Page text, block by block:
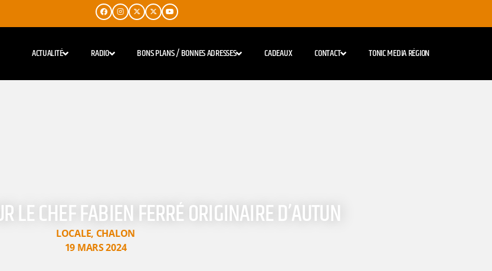
ACTUALITÉ RADIO BONS PLANS / BONNES ADRESSES CADEAUX CONTACT TONIC MEDIA RÉGION
LE CHEF FABIEN FERRÉ ORIGINAIRE D’AUTUN
LOCALE, CHALON
19 MARS 2024